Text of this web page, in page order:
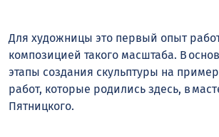
Для художницы это первый опыт
композицией такого масштаба. В
этапы создания скульптуры на
работ, которые родились здесь, в
Пятницкого.